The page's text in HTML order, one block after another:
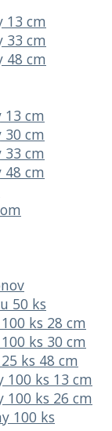
13 cm
33 cm
48 cm
13 cm
30 cm
33 cm
48 cm
50 ks
ks 28 cm
ks 30 cm
ks 48 cm
100 ks 13 cm
100 ks 26 cm
100 ks